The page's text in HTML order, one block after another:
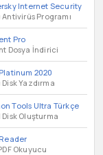
Internet Security
Antivirüs Programı
Pro
Dosya İndirici
2020
Yazdırma
Tools Ultra Türkçe
Disk Oluşturma
Okuyucu